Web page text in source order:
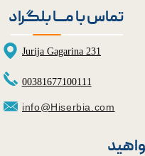
تماس با مــــا بلگراد
Jurija Gagarina 231
info@Hiserbia.com
00381677100111